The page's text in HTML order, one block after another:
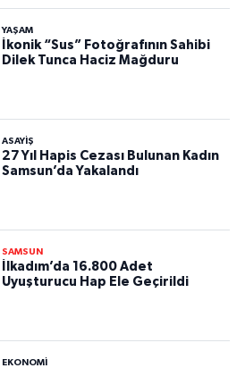
YAŞAM
İkonik “Sus” Fotoğrafının Sahibi
Dilek Tunca Haciz Mağduru
ASAYIŞ
27 Yıl Hapis Cezası Bulunan Kadın
Samsun’da Yakalandı
SAMSUN
İlkadım’da 16.800 Adet
Uyuşturucu Hap Ele Geçirildi
EKONOMİ